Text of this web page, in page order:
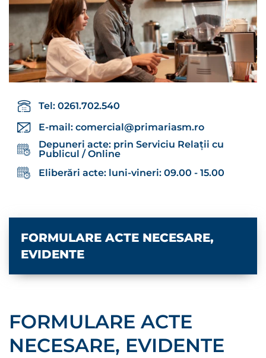
Tel: 0261.702.540
E-mail: comercial@primariasm.ro
Depuneri acte: prin Serviciu Relații cu
Publicul / Online
Eliberări acte: luni-vineri: 09.00 - 15.00
FORMULARE ACTE NECESARE,
EVIDENTE
FORMULARE ACTE
NECESARE, EVIDENTE